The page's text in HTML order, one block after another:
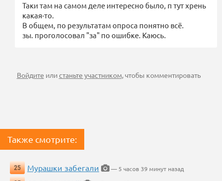
Таки там на самом деле интересно было, п тут хрень
какая-то.
В общем, по результатам опроса понятно всё.
зы. проголосовал "за" по ошибке. Каюсь.
Войдите илистаньте участником, чтобы комментировать
Также смотрите:
25 Мурашки забегали
— 5 часов 39 минут назад